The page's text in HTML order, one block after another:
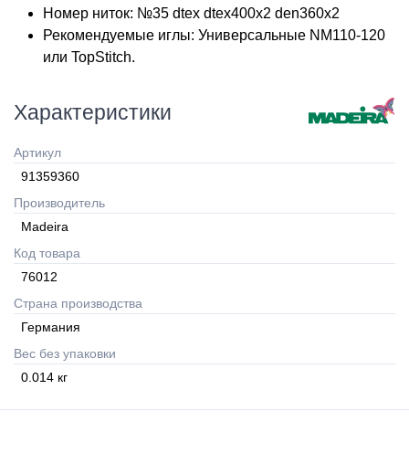
Номер ниток: №35 dtex dtex400x2 den360x2
Рекомендуемые иглы: Универсальные NM110-120
или TopStitch.
Характеристики
Артикул
91359360
Производитель
Madeira
Код товара
76012
Страна производства
Германия
Вес без упаковки
0.014 кг